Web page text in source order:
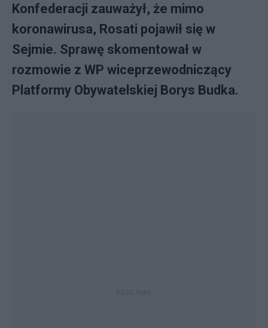
Konfederacji zauważył, że mimo
koronawirusa, Rosati pojawił się w
Sejmie. Sprawę skomentował w
rozmowie z WP wiceprzewodniczący
Platformy Obywatelskiej Borys Budka.